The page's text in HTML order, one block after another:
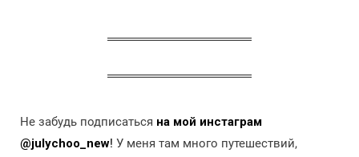
Не забудь подписаться на мой инстаграм
@julychoo_new! У меня там много путешествий,